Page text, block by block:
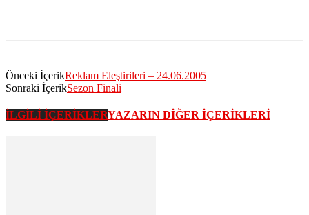
Önceki İçerikReklam Eleştirileri – 24.06.2005
Sonraki İçerikSezon Finali
İLGİLİ İÇERİKLERYAZARIN DİĞER İÇERİKLERİ